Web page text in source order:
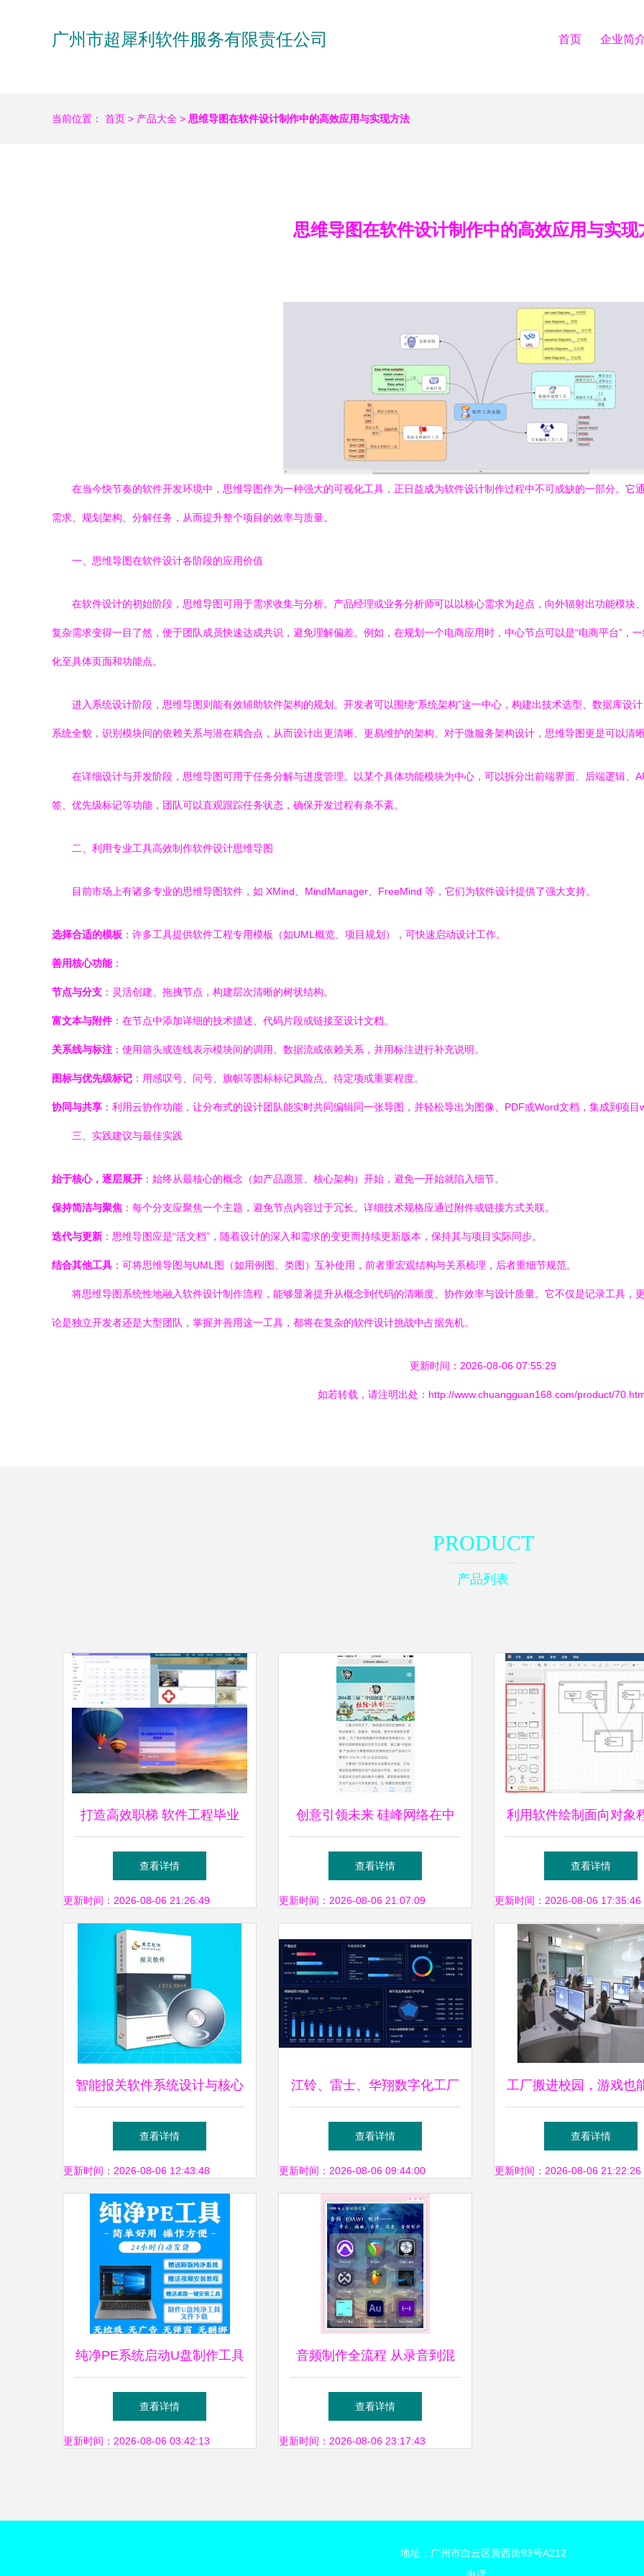
广州市超犀利软件服务有限责任公司 首页 企业简
当前位置： 首页 > 产品大全 > 思维导图在软件设计制作中的高效应用与实现方法
思维导图在软件设计制作中的高效应用与实现
在当今快节奏的软件开发环境中，思维导图作为一种强大的可视化工具，正日益成为软件设计制作过程中不可或缺的一部分。它
需求、规划架构、分解任务，从而提升整个项目的效率与质量。
一、思维导图在软件设计各阶段的应用价值
在软件设计的初始阶段，思维导图可用于需求收集与分析。产品经理或业务分析师可以以核心需求为起点，向外辐射出功能模块
复杂需求变得一目了然，便于团队成员快速达成共识，避免理解偏差。例如，在规划一个电商应用时，中心节点可以是“电商平台”，一
化至具体页面和功能点。
进入系统设计阶段，思维导图则能有效辅助软件架构的规划。开发者可以围绕“系统架构”这一中心，构建出技术选型、数据库设
系统全貌，识别模块间的依赖关系与潜在耦合点，从而设计出更清晰、更易维护的架构。对于微服务架构设计，思维导图更是可以清
在详细设计与开发阶段，思维导图可用于任务分解与进度管理。以某个具体功能模块为中心，可以拆分出前端界面、后端逻辑、
签、优先级标记等功能，团队可以直观跟踪任务状态，确保开发过程有条不紊。
二、利用专业工具高效制作软件设计思维导图
目前市场上有诸多专业的思维导图软件，如 XMind、MindManager、FreeMind 等，它们为软件设计提供了强大支持。
选择合适的模板 ：许多工具提供软件工程专用模板（如UML概览、项目规划），可快速启动设计工作。
善用核心功能：
节点与分支 ：灵活创建、拖拽节点，构建层次清晰的树状结构。
富文本与附件：在节点中添加详细的技术描述、代码片段或链接至设计文档。
关系线与标注 ：使用箭头或连线表示模块间的调用、数据流或依赖关系，并用标注进行补充说明。
图标与优先级标记 ：用感叹号、问号、旗帜等图标标记风险点、待定项或重要程度。
协同与共享 ：利用云协作功能，让分布式的设计团队能实时共同编辑同一张导图，并轻松导出为图像、PDF或Word文档，集成到项目
三、实践建议与最佳实践
始于核心，逐层展开 ：始终从最核心的概念（如产品愿景、核心架构）开始，避免一开始就陷入细节。
保持简洁与聚焦 ：每个分支应聚焦一个主题，避免节点内容过于冗长。详细技术规格应通过附件或链接方式关联。
迭代与更新 ：思维导图应是“活文档”，随着设计的深入和需求的变更而持续更新版本，保持其与项目实际同步。
结合其他工具 ：可将思维导图与UML图（如用例图、类图）互补使用，前者重宏观结构与关系梳理，后者重细节规范。
将思维导图系统性地融入软件设计制作流程，能够显著提升从概念到代码的清晰度、协作效率与设计质量。它不仅是记录工具，
论是独立开发者还是大型团队，掌握并善用这一工具，都将在复杂的软件设计挑战中占据先机。
更新时间：2026-08-06 07:55:29
如若转载，请注明出处：http://www.chuangguan168.com/product/
PRODUCT
产品列表
打造高效职梯 软件工程毕业
设计精选题目推荐与实现指南
查看详情
更新时间：2026-08-06 21:26:49
创意引领未来 硅峰网络在中
国创意产品设计大赛中的辉煌
时刻
查看详情
更新时间：2026-08-06 21:07:09
利用软件绘制面向对象
程图的实践指南
查看详情
更新时间：2026-08-06 17:35:46
智能报关软件系统设计与核心
实现策略
查看详情
更新时间：2026-08-06 12:43:48
江铃、雷士、华翔数字化工厂
MES大屏TV可视化界面设计
评析
查看详情
更新时间：2026-08-06 09:44:00
工厂搬进校园，游戏也
吃！两岸新职业教育大
查看详情
更新时间：2026-08-06 21:22:26
纯净PE系统启动U盘制作工具
电脑维修升级与软件设计制作
的得力助手
查看详情
更新时间：2026-08-06 03:42:13
音频制作全流程 从录音到混
音的必备软件指南
查看详情
更新时间：2026-08-06 23:17:43
地址：广州市白云区营西街93号A212